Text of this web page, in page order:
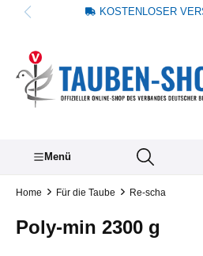
springen KOSTENLOSER
Menü
Home Für die Taube Re-scha
Poly-min 2300 g